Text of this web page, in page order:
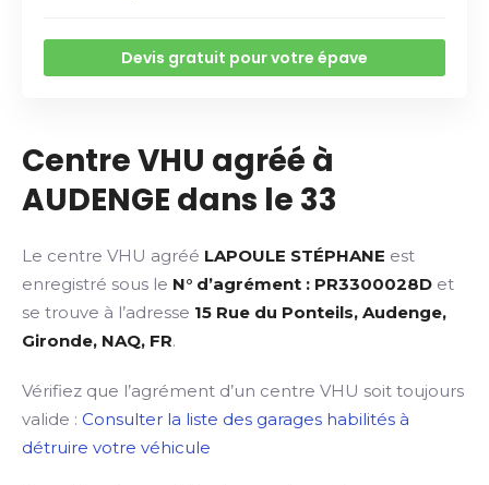
Devis gratuit pour votre épave
Centre VHU agréé à
AUDENGE dans le 33
Le centre VHU agréé LAPOULE STÉPHANE est
enregistré sous le N° d’agrément : PR3300028D et
se trouve à l’adresse 15 Rue du Ponteils, Audenge,
Gironde, NAQ, FR.
Vérifiez que l’agrément d’un centre VHU soit toujours
valide : Consulter la liste des garages habilités à
détruire votre véhicule